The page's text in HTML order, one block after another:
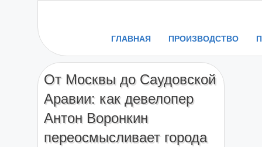
ГЛАВНАЯ ПРОИЗВОДСТВО
От Москвы до Саудовской
Аравии: как девелопер
Антон Воронкин
переосмысливает города